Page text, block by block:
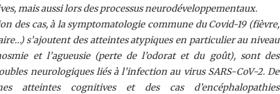
mais aussi lors des processus neurodéveloppementaux.
des cas, à la symptomatologie commune du Covid-19 (fièvre,
s’ajoutent des atteintes atypiques en particulier au niveau
et l’agueusie (perte de l’odorat et du goût), sont des
neurologiques liés à l’infection au virus SARS-CoV-2. De
atteintes cognitives et des cas d’encéphalopathies